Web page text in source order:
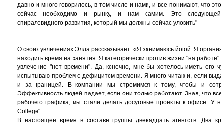
давно и много говорилось, в том числе и нами, и все понимают, что
сейчас необходимо и рынку, и нам самим. Это следующей
спиралевидного развития, который мы должны сейчас уловить"
О своих увлечениях Элла рассказывает: «Я занимаюсь йогой. Я
находить время на занятия. Я категорически против жизни "на
увлечение "нет времени". Да, конечно, мне бы хотелось иметь его
испытываю проблем с дефицитом времени. Я много читаю и, если
и за границей. В компании мы стремимся к тому, чтобы и
Эффективность людей падает, если они только работают. Зная, что
рабочего графика, мы стали делать досуговые проекты в офисе. У
College".
В настоящее время в составе группы двенадцать агентств. Два